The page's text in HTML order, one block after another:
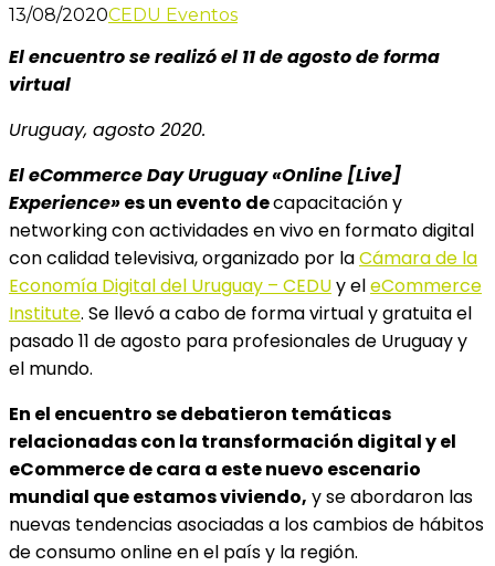
13/08/2020CEDU Eventos
El encuentro se realizó el 11 de agosto de forma
virtual
Uruguay, agosto 2020.
El eCommerce Day Uruguay «Online [Live]
Experience»es un evento decapacitación y
networking con actividadesen vivo en formato digital
con calidad televisiva, organizado por laCámara de la
Economía Digital del Uruguay – CEDUy eleCommerce
Institute. Se llevó a cabo de forma virtual y gratuita el
pasado 11 de agosto para profesionales de Uruguay y
el mundo.
En el encuentro se debatieron temáticas
relacionadas con la transformación digital y el
eCommerce de cara a este nuevo escenario
mundial que estamos viviendo, y se abordaron las
nuevas tendencias asociadas a los cambios de hábitos
de consumo online en el país y la región.